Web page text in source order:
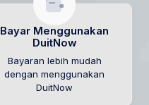
Bayar Menggunakan
DuitNow
Bayaran lebih mudah
dengan menggunakan
DuitNow